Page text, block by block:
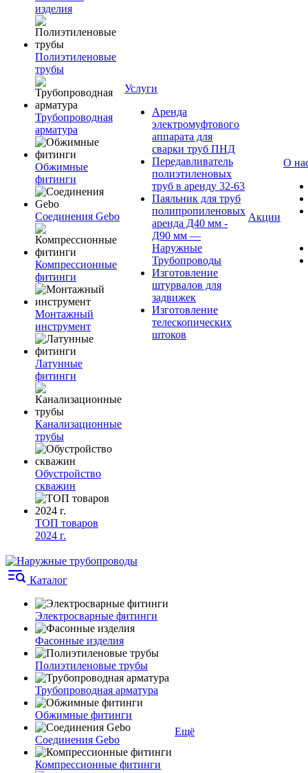
изделия
Полиэтиленовые
трубы
Трубопроводная
арматура
Обжимные
фитинги
Соединения Gebo
Компрессионные
фитинги
Монтажный
инструмент
Латунные
фитинги
Канализационные
трубы
Обустройство
скважин
ТОП товаров
2024 г.
Услуги
Аренда
электромуфтового
аппарата для
сварки труб ПНД
Передавливатель
полиэтиленовых
труб в аренду 32-63
Паяльник для труб
полипропиленовых
аренда Д40 мм -
Д90 мм —
Наружные
Трубопроводы
Изготовление
штурвалов для
задвижек
Изготовление
телескопических
штоков
Акции
О
Каталог
Электросварные фитинги
Фасонные изделия
Полиэтиленовые трубы
Трубопроводная арматура
Обжимные фитинги
Соединения Gebo
Компрессионные фитинги
Ещё